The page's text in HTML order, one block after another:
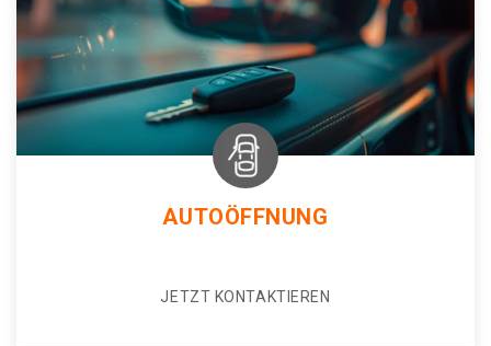
AUTOÖFFNUNG
JETZT KONTAKTIEREN